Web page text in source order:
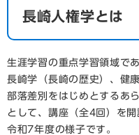
長崎人権学とは
生涯学習の重点学習領域で
長崎学（長崎の歴史）、健
部落差別をはじめとするあ
として、講座（全4回）を開
令和7年度の様子です。